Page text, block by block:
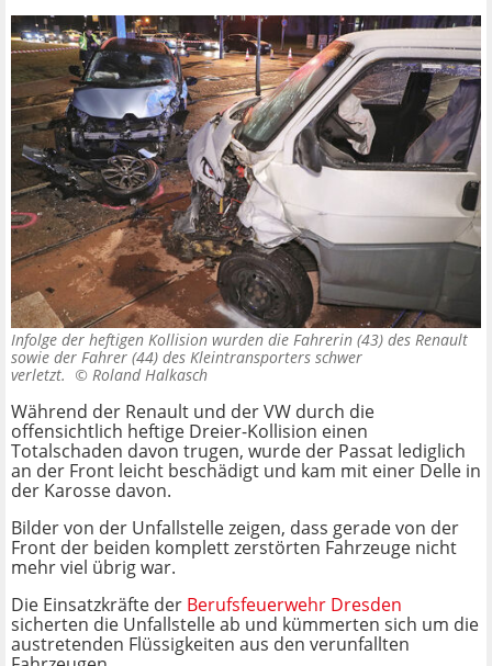
Infolge der heftigen Kollision wurden die Fahrerin (43) des Renault
sowie der Fahrer (44) des Kleintransporters schwer
verletzt. © Roland Halkasch
Während der Renault und der VW durch die
offensichtlich heftige Dreier-Kollision einen
Totalschaden davon trugen, wurde der Passat lediglich
an der Front leicht beschädigt und kam mit einer Delle in
der Karosse davon.
Bilder von der Unfallstelle zeigen, dass gerade von der
Front der beiden komplett zerstörten Fahrzeuge nicht
mehr viel übrig war.
Die Einsatzkräfte der Berufsfeuerwehr Dresden
sicherten die Unfallstelle ab und kümmerten sich um die
austretenden Flüssigkeiten aus den verunfallten